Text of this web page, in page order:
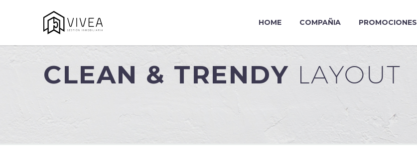
HOME COMPAÑIA PROMOCIONES
CLEAN & TRENDY LAYOUT